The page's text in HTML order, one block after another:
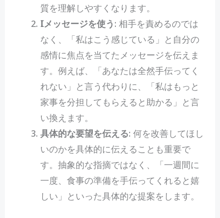
質を理解しやすくなります。
Iメッセージを使う : 相手を責めるのでは
なく、「私はこう感じている」と自分の
感情に焦点を当てたメッセージを伝えま
す。例えば、「あなたは全然手伝ってく
れない」と言う代わりに、「私はもっと
家事を分担してもらえると助かる」と言
い換えます。
具体的な要望を伝える: 何を改善してほし
いのかを具体的に伝えることも重要で
す。抽象的な指摘ではなく、「一週間に
一度、食事の準備を手伝ってくれると嬉
しい」といった具体的な提案をします。